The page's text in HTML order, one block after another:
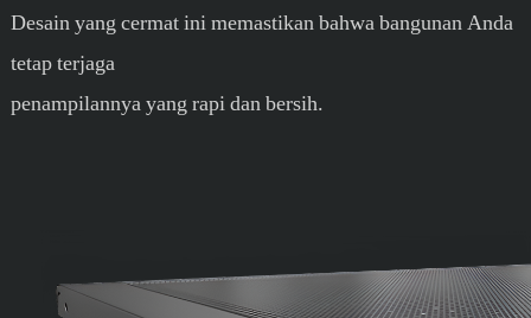
Desain yang cermat ini memastikan bahwa bangunan Anda
tetap terjaga
penampilannya yang rapi dan bersih.